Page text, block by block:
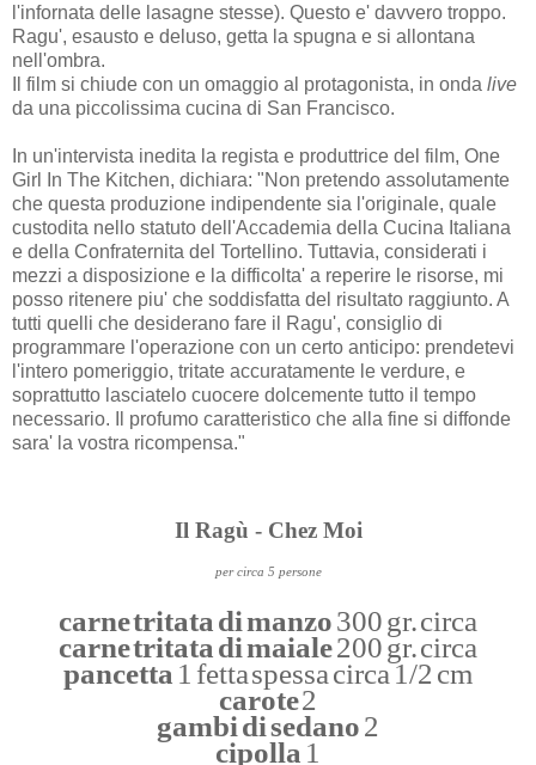
l'infornata delle lasagne stesse). Questo e' davvero troppo.
Ragu', esausto e deluso, getta la spugna e si allontana
nell'ombra.
Il film si chiude con un omaggio al protagonista, in onda live
da una piccolissima cucina di San Francisco.
In un'intervista inedita la regista e produttrice del film, One
Girl In The Kitchen, dichiara: "Non pretendo assolutamente
che questa produzione indipendente sia l'originale, quale
custodita nello statuto dell'Accademia della Cucina Italiana
e della Confraternita del Tortellino. Tuttavia, considerati i
mezzi a disposizione e la difficolta' a reperire le risorse, mi
posso ritenere piu' che soddisfatta del risultato raggiunto. A
tutti quelli che desiderano fare il Ragu', consiglio di
programmare l'operazione con un certo anticipo: prendetevi
l'intero pomeriggio, tritate accuratamente le verdure, e
soprattutto lasciatelo cuocere dolcemente tutto il tempo
necessario. Il profumo caratteristico che alla fine si diffonde
sara' la vostra ricompensa."
Il Ragù - Chez Moi
per circa 5 persone
carne tritata di manzo300 gr. circa
carne tritata di maiale200 gr. circa
pancetta 1 fetta spessa circa 1/2 cm
carote2
gambi di sedano2
cipolla 1